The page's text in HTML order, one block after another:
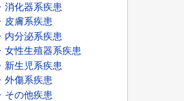
消化器系疾患
皮膚系疾患
内分泌系疾患
女性生殖器系疾患
新生児系疾患
外傷系疾患
その他疾患